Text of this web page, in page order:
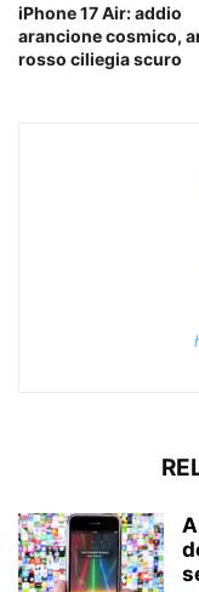
iPhone 17 Air: addio
arancione cosmico,
rosso ciliegia scuro